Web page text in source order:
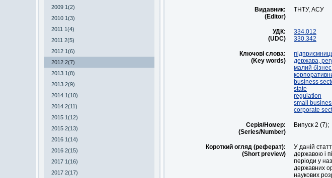
2009 1(2)
2010 1(3)
2011 1(4)
2011 2(5)
2012 1(6)
2012 2(7)
2013 1(8)
2013 2(9)
2014 1(10)
2014 2(11)
2015 1(12)
2015 2(13)
2016 1(14)
2016 2(15)
2017 1(16)
2017 2(17)
Видавник:
(Editor)
ТНТУ, АСУ
УДК:
(UDC)
334.012
330.342
Ключові слова:
(Key words)
держава,
малий бізнес
business
state
regulation
small
corporate
Серія/Номер:
(Series/Number)
Випуск 2 (7);
Короткий огляд (реферат):
(Short preview)
У даній
державою і
періоди у
державних
наукових